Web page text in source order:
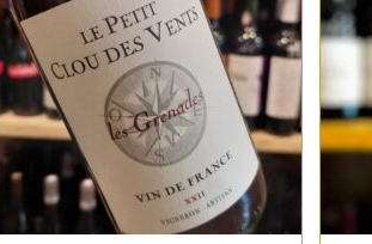
100% Merlot, issu de
vignes âgées autour de 15
ans, plantées sur sols
silico-argileux, à maturité
optimale.
Vendanges manuelles,
encuvage avec